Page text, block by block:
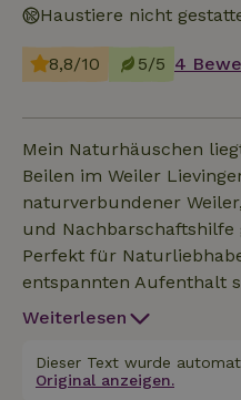
Haustiere nicht
8,8/10 5/5 4
Mein Naturhäuschen
Beilen im Weiler
naturverbundener
und Nachbarschaftshilfe
Perfekt für
entspannten Aufenthalt
in einem freistehenden
zur eigenen Terrasse,
einem Badezimmer
Weiterlesen
Dieser Text wurde
Original anzeigen.